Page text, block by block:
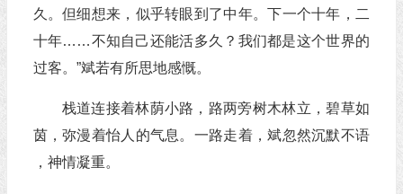
久。但细想来，似乎转眼到了中年。下一个十年，二
十年……不知自己还能活多久？我们都是这个世界的
过客。”斌若有所思地感慨。
栈道连接着林荫小路，路两旁树木林立，碧草如
茵，弥漫着怡人的气息。一路走着，斌忽然沉默不语
，神情凝重。